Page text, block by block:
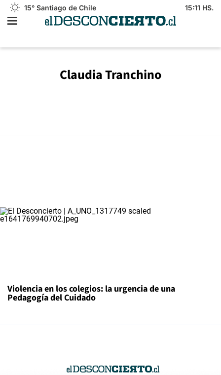
15° Santiago de Chile 15:11 HS.
Claudia Tranchino
Violencia en los colegios: la urgencia de una
Pedagogía del Cuidado